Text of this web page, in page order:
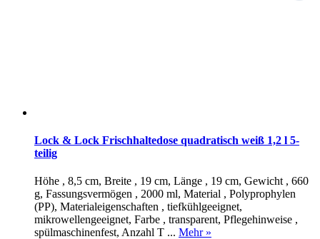
Lock & Lock Frischhaltedose quadratisch weiß 1,2 l 5-
teilig
Höhe , 8,5 cm, Breite , 19 cm, Länge , 19 cm, Gewicht , 660
g, Fassungsvermögen , 2000 ml, Material , Polyprophylen
(PP), Materialeigenschaften , tiefkühlgeeignet,
mikrowellengeeignet, Farbe , transparent, Pflegehinweise ,
spülmaschinenfest, Anzahl T ... Mehr »